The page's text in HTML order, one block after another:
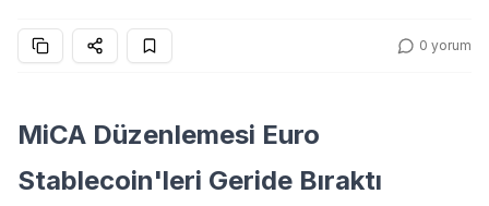
0 yorum
MiCA Düzenlemesi Euro
Stablecoin'leri Geride Bıraktı